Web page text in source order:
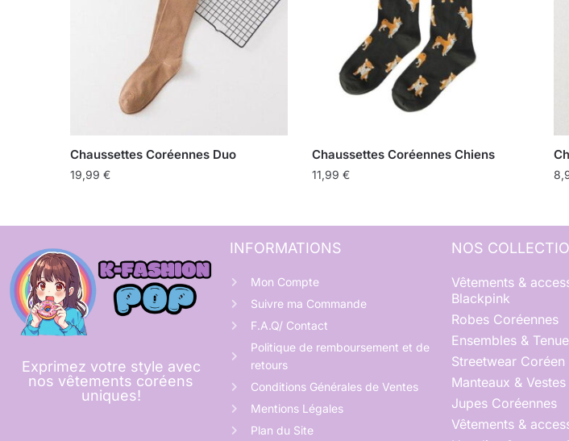
Chaussettes Coréennes Duo
19,99€
Chaussettes Coréennes Chiens
11,99 €
Exprimez votre style avec
nos vêtements coréens
uniques!
INFORMATIONS
Mon Compte
Suivre ma Commande
F.A.Q/ Contact
Politique de remboursement et de
retours
Conditions Générales de Ventes
Mentions Légales
Plan du Site
NOS
Vêtements &
Blackpink
Robes Coréennes
Ensembles &
Streetwear Coréen
Manteaux &
Jupes Coréennes
Vêtements &